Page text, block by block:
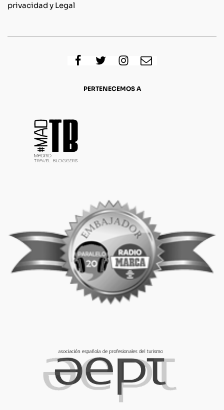
privacidad y Legal
PERTENECEMOS A